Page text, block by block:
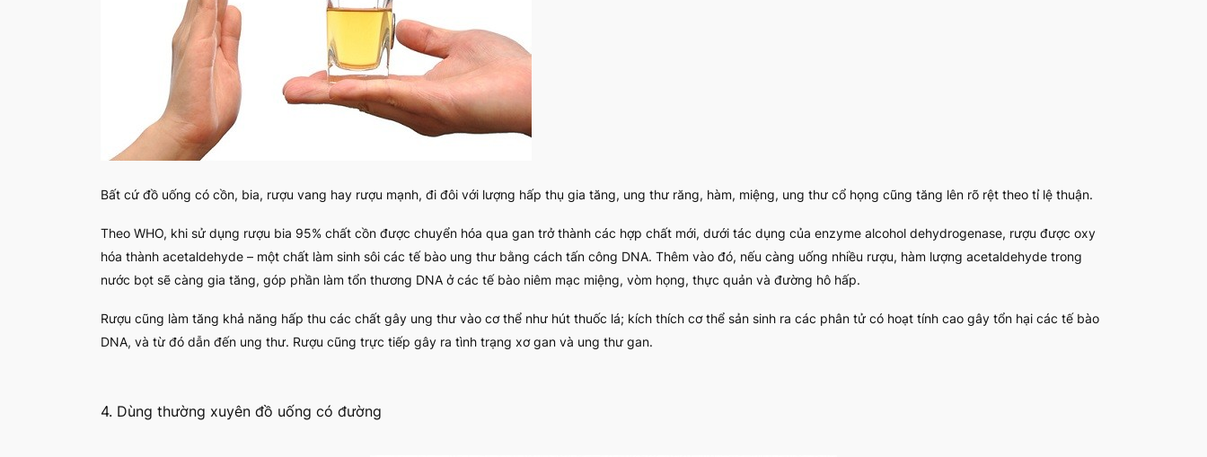
Bất cứ đồ uống có cồn, bia, rượu vang hay rượu mạnh, đi đôi với lượng hấp thụ gia tăng, ung thư răng, hàm, miệng, ung thư cổ họng cũng tăng lên rõ rệt theo tỉ lệ thuận.
Theo WHO, khi sử dụng rượu bia 95% chất cồn được chuyển hóa qua gan trở thành các hợp chất mới, dưới tác dụng của enzyme alcohol dehydrogenase, rượu được oxy
hóa thành acetaldehyde – một chất làm sinh sôi các tế bào ung thư bằng cách tấn công DNA. Thêm vào đó, nếu càng uống nhiều rượu, hàm lượng acetaldehyde trong
nước bọt sẽ càng gia tăng, góp phần làm tổn thương DNA ở các tế bào niêm mạc miệng, vòm họng, thực quản và đường hô hấp.
Rượu cũng làm tăng khả năng hấp thu các chất gây ung thư vào cơ thể như hút thuốc lá; kích thích cơ thể sản sinh ra các phân tử có hoạt tính cao gây tổn hại các tế bào
DNA, và từ đó dẫn đến ung thư. Rượu cũng trực tiếp gây ra tình trạng xơ gan và ung thư gan.
4. Dùng thường xuyên đồ uống có đường